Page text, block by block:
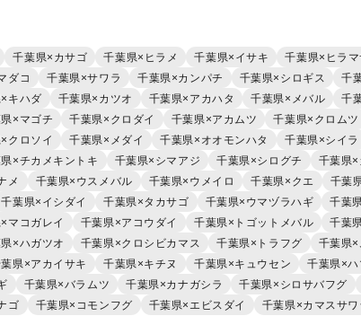
千葉県×カサゴ 千葉県×ヒラメ 千葉県×イサキ 千葉県×ヒラマ
ダコ 千葉県×サワラ 千葉県×カンパチ 千葉県×シロギス 千
キハダ 千葉県×カツオ 千葉県×アカハタ 千葉県×メバル 千
×マゴチ 千葉県×クロダイ 千葉県×アカムツ 千葉県×クロムツ
クロソイ 千葉県×メダイ 千葉県×オオモンハタ 千葉県×シイラ
×チカメキントキ 千葉県×シマアジ 千葉県×シログチ 千葉県×
メ 千葉県×ウスメバル 千葉県×ウメイロ 千葉県×クエ 千葉
千葉県×イシダイ 千葉県×タカサゴ 千葉県×ウマヅラハギ 千葉
マコガレイ 千葉県×アコウダイ 千葉県×トゴットメバル 千葉
×ハガツオ 千葉県×クロシビカマス 千葉県×トラフグ 千葉県
県×アカイサキ 千葉県×キチヌ 千葉県×キュウセン 千葉県×
千葉県×バラムツ 千葉県×カナガシラ 千葉県×シロサバフグ
ゴ 千葉県×コモンフグ 千葉県×エビスダイ 千葉県×カマスサワ